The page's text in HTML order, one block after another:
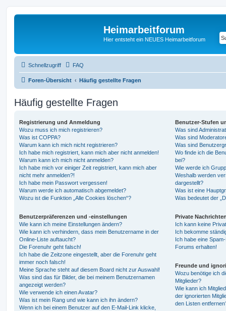
Heimarbeitforum
Hier entsteht ein NEUES Heimarbeitforum
Schnellzugriff FAQ
Foren-Übersicht Häufig gestellte Fragen
Häufig gestellte Fragen
Registrierung und Anmeldung
Wozu muss ich mich registrieren?
Was ist COPPA?
Warum kann ich mich nicht registrieren?
Ich habe mich registriert, kann mich aber nicht anmelden!
Warum kann ich mich nicht anmelden?
Ich habe mich vor einiger Zeit registriert, kann mich aber
nicht mehr anmelden?!
Ich habe mein Passwort vergessen!
Warum werde ich automatisch abgemeldet?
Wozu ist die Funktion „Alle Cookies löschen“?
Benutzerpräferenzen und -einstellungen
Wie kann ich meine Einstellungen ändern?
Wie kann ich verhindern, dass mein Benutzername in der
Online-Liste auftaucht?
Die Forenuhr geht falsch!
Ich habe die Zeitzone eingestellt, aber die Forenuhr geht
immer noch falsch!
Meine Sprache steht auf diesem Board nicht zur Auswahl!
Was sind das für Bilder, die bei meinem Benutzernamen
angezeigt werden?
Wie verwende ich einen Avatar?
Was ist mein Rang und wie kann ich ihn ändern?
Wenn ich bei einem Benutzer auf den E-Mail-Link klicke,
Benutzer-Stufen
Was sind
Was sind
Was sind
Wo finde ich die
bei?
Wie werde ich
Weshalb werden
dargestellt?
Was ist eine
Was bedeutet der
Private
Ich kann keine
Ich bekomme
Ich habe eine
Forums erhalten!
Freunde und
Wozu benötige ich
Mitglieder?
Wie kann ich
der ignorierten
den Listen